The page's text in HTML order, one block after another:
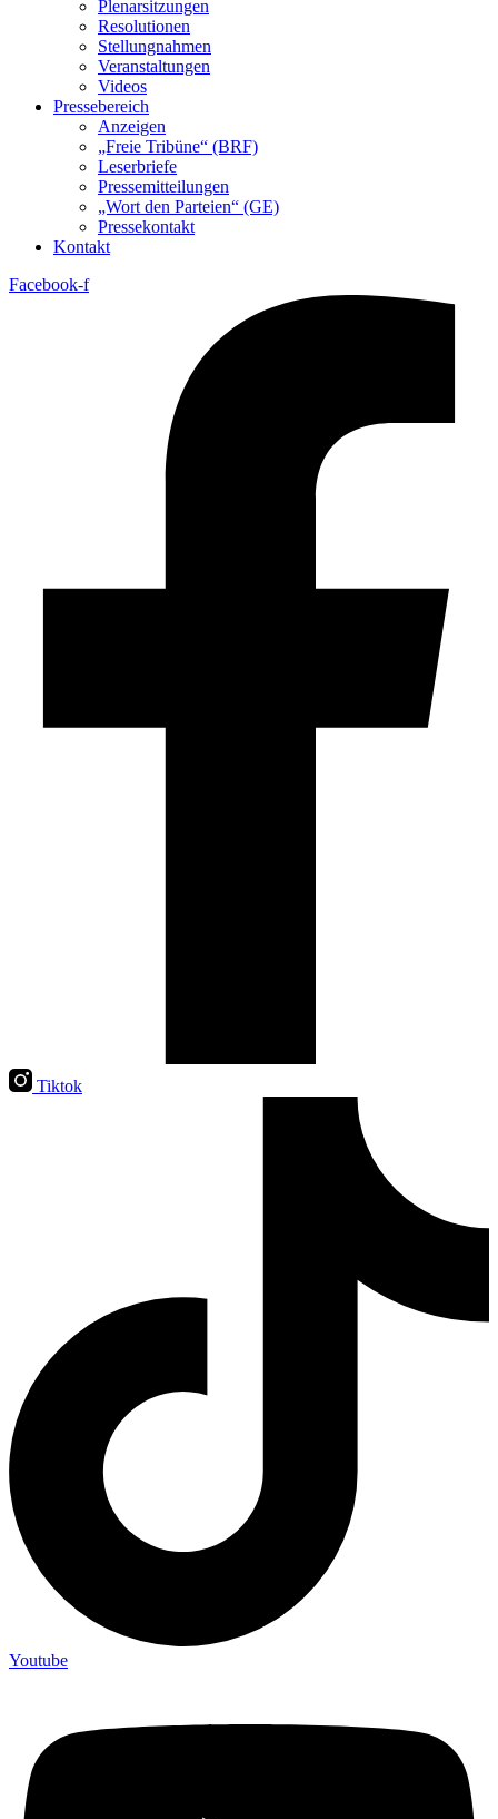
Plenarsitzungen
Resolutionen
Stellungnahmen
Veranstaltungen
Videos
Pressebereich
Anzeigen
„Freie Tribüne“ (BRF)
Leserbriefe
Pressemitteilungen
„Wort den Parteien“ (GE)
Pressekontakt
Kontakt
Facebook-f
Tiktok
Youtube